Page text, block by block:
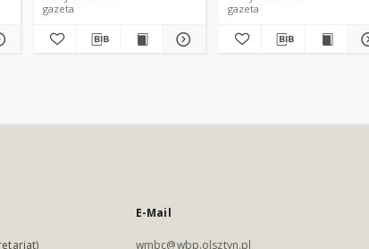
gazeta
gazeta
E-Mail
wmbc@wbp.olsztyn.pl